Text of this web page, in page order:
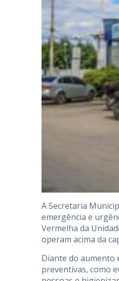
A Secretaria
emergência e
Vermelha da
operam acima da
Diante do aumento
preventivas, como